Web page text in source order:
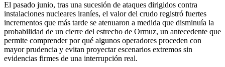
El pasado junio, tras una sucesión de ataques dirigidos contra
instalaciones nucleares iraníes, el valor del crudo registró fuertes
incrementos que más tarde se atenuaron a medida que disminuía la
probabilidad de un cierre del estrecho de Ormuz, un antecedente que
permite comprender por qué algunos operadores proceden con
mayor prudencia y evitan proyectar escenarios extremos sin
evidencias firmes de una interrupción real.